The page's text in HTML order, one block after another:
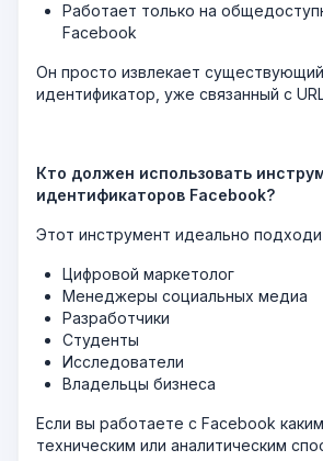
Работает только на
Facebook
Он просто извлекает
идентификатор, уже связанный с
Кто должен использовать
идентификаторов Facebook?
Этот инструмент идеально
Цифровой маркетолог
Менеджеры социальных медиа
Разработчики
Студенты
Исследователи
Владельцы бизнеса
Если вы работаете с Facebook
техническим или аналитическим